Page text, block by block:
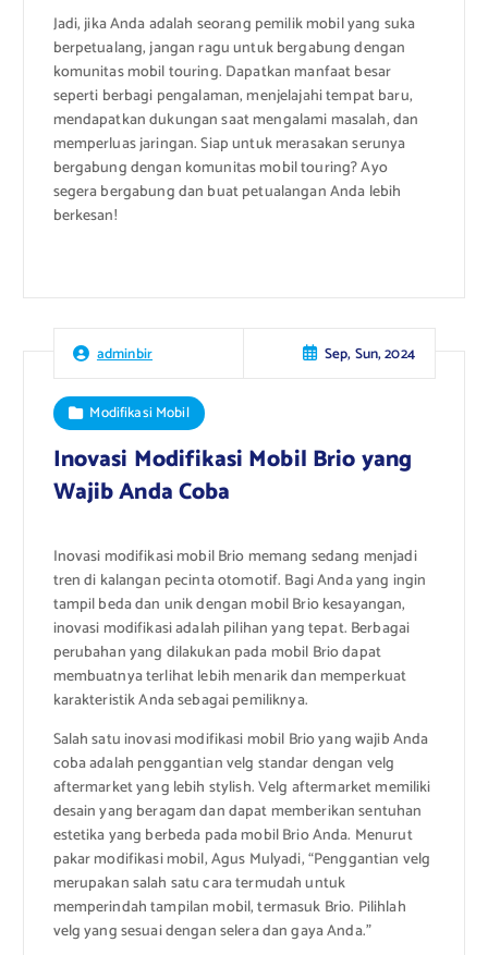
Jadi, jika Anda adalah seorang pemilik mobil yang suka
berpetualang, jangan ragu untuk bergabung dengan
komunitas mobil touring. Dapatkan manfaat besar
seperti berbagi pengalaman, menjelajahi tempat baru,
mendapatkan dukungan saat mengalami masalah, dan
memperluas jaringan. Siap untuk merasakan serunya
bergabung dengan komunitas mobil touring? Ayo
segera bergabung dan buat petualangan Anda lebih
berkesan!
adminbir Sep, Sun, 2024
Modifikasi Mobil
Inovasi Modifikasi Mobil Brio yang
Wajib Anda Coba
Inovasi modifikasi mobil Brio memang sedang menjadi
tren di kalangan pecinta otomotif. Bagi Anda yang ingin
tampil beda dan unik dengan mobil Brio kesayangan,
inovasi modifikasi adalah pilihan yang tepat. Berbagai
perubahan yang dilakukan pada mobil Brio dapat
membuatnya terlihat lebih menarik dan memperkuat
karakteristik Anda sebagai pemiliknya.
Salah satu inovasi modifikasi mobil Brio yang wajib Anda
coba adalah penggantian velg standar dengan velg
aftermarket yang lebih stylish. Velg aftermarket memiliki
desain yang beragam dan dapat memberikan sentuhan
estetika yang berbeda pada mobil Brio Anda. Menurut
pakar modifikasi mobil, Agus Mulyadi, “Penggantian velg
merupakan salah satu cara termudah untuk
memperindah tampilan mobil, termasuk Brio. Pilihlah
velg yang sesuai dengan selera dan gaya Anda.”